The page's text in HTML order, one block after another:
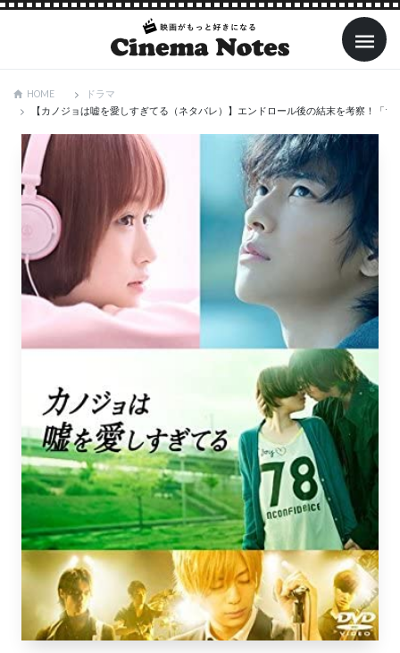
HOME
ドラマ
【カノジョは嘘を愛しすぎてる（ネタバレ）】エンドロール後の結末を考察！「